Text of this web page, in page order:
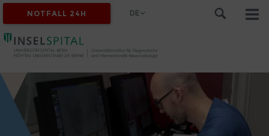
NOTFALL 24H DE